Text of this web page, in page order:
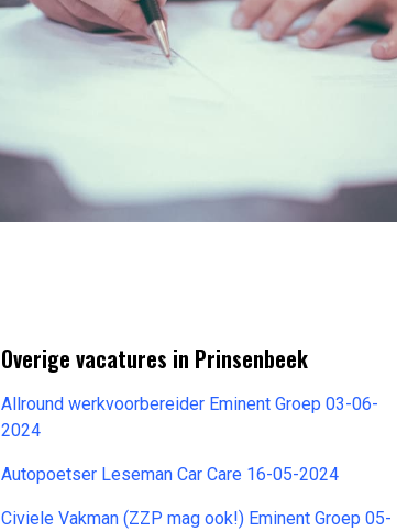
Overige vacatures in Prinsenbeek
Allround werkvoorbereider Eminent Groep 03-06-
2024
Autopoetser Leseman Car Care 16-05-2024
Civiele Vakman (ZZP mag ook!) Eminent Groep 05-